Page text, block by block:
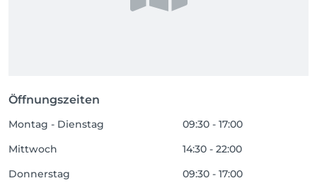
Öffnungszeiten
Montag - Dienstag
09:30 - 17:00
Mittwoch
14:30 - 22:00
Donnerstag
09:30 - 17:00